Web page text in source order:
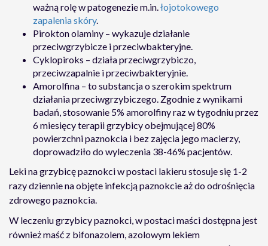
ważną rolę w patogenezie m.in.łojotokowego
zapalenia skóry.
Pirokton olaminy – wykazuje działanie
przeciwgrzybicze i przeciwbakteryjne.
Cyklopiroks – działa przeciwgrzybiczo,
przeciwzapalnie i przeciwbakteryjnie.
Amorolfina – to substancja o szerokim spektrum
działania przeciwgrzybiczego. Zgodnie z wynikami
badań, stosowanie 5% amorolfiny raz w tygodniu przez
6 miesięcy terapii grzybicy obejmującej 80%
powierzchni paznokcia i bez zajęcia jego macierzy,
doprowadziło do wyleczenia 38-46% pacjentów.
Leki na grzybicę paznokci w postaci lakieru stosuje się 1-2
razy dziennie na objęte infekcją paznokcie aż do odrośnięcia
zdrowego paznokcia.
W leczeniu grzybicy paznokci, w postaci maści dostępna jest
również maść z bifonazolem, azolowym lekiem